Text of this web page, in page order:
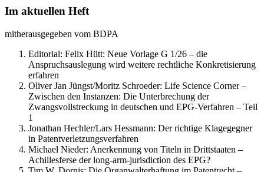
Im aktuellen Heft
mitherausgegeben vom BDPA
Editorial: Felix Hütt: Neue Vorlage G 1/26 – die
Anspruchsauslegung wird weitere rechtliche Konkretisierung
erfahren
Oliver Jan Jüngst/Moritz Schroeder: Life Science Corner –
Zwischen den Instanzen: Die Unterbrechung der
Zwangsvollstreckung in deutschen und EPG-Verfahren – Teil
1
Jonathan Hechler/Lars Hessmann: Der richtige Klagegegner
in Patentverletzungsverfahren
Michael Nieder: Anerkennung von Titeln in Drittstaaten –
Achillesferse der long-arm-jurisdiction des EPG?